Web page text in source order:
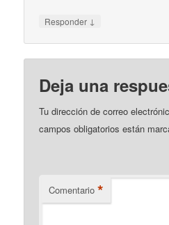
Responder ↓
Deja una
Tu dirección de correo
campos obligatorios están
Comentario *